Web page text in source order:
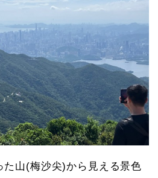
た山(梅沙尖)から見える景色